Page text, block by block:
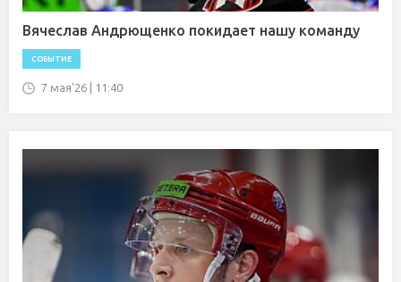
Вячеслав Андрющенко покидает нашу команду
СОБЫТИЕ
7 мая'26 | 11:40